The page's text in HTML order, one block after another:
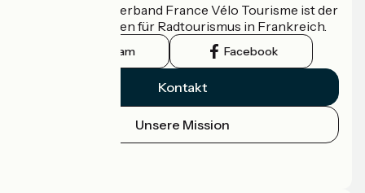
Der nationale Verband France Vélo Tourisme ist der
offizielle Leitfaden für Radtourismus in Frankreich.
Instagram Facebook
Kontakt
Unsere Mission